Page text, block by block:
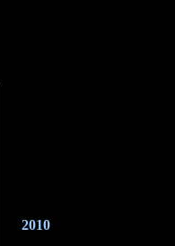
2010